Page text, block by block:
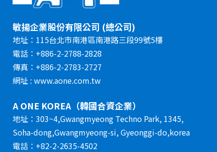
敏揚企業股份有限公司 (總公司)
地址：115台北市南港區南港路三段99號5樓
電話：+886-2-2788-2828
傳真：+886-2-2783-2727
網址 : www.aone.com.tw
A ONE KOREA（韓國合資企業）
地址：303~4,Gwangmyeong Techno Park, 1345,
Soha-dong,Gwangmyeong-si, Gyeonggi-do,korea
電話：+82-2-2635-4502